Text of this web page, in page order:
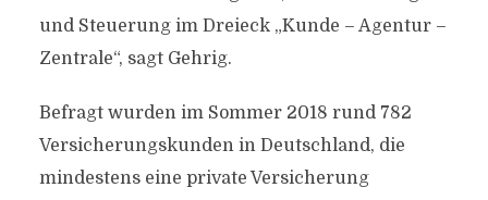
und Steuerung im Dreieck „Kunde – Agentur –
Zentrale“, sagt Gehrig.
Befragt wurden im Sommer 2018 rund 782
Versicherungskunden in Deutschland, die
mindestens eine private Versicherung